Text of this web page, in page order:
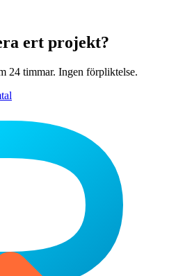
ert projekt?
24 timmar. Ingen förpliktelse.